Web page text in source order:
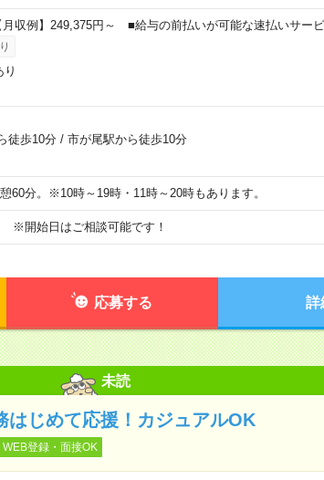
収例】249,375円～ ■給与の前払いが可能な速払いサービ
り
徒歩10分/ 市が尾駅から徒歩10分
分。※10時～19時・11時～20時もあります。
※開始日はご相談可能です！
応募する 詳
未読
はじめて応援！カジュアルOK
WEB登録・面接OK